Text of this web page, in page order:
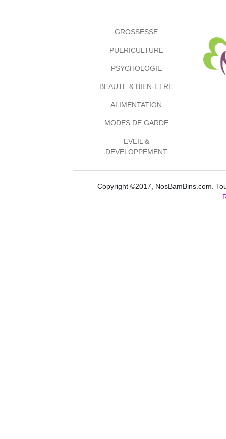
GROSSESSE
PUERICULTURE
PSYCHOLOGIE
BEAUTE & BIEN-ETRE
ALIMENTATION
MODES DE GARDE
EVEIL &
DEVELOPPEMENT
Copyright ©2017, NosBamBins.com.